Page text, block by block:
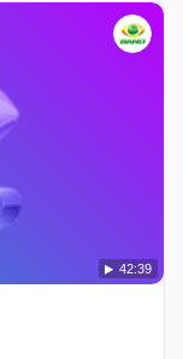
42:39